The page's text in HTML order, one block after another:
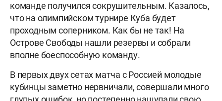
команде получился сокрушительным. Казалось,
что на олимпийском турнире Куба будет
проходным соперником. Как бы не так! На
Острове Свободы нашли резервы и собрали
вполне боеспособную команду.
В первых двух сетах матча с Россией молодые
кубинцы заметно нервничали, совершали много